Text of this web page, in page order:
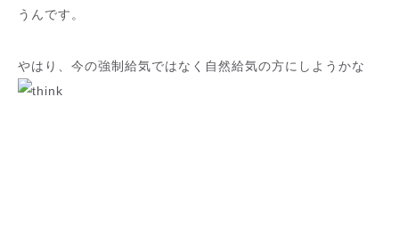
うんです。
やはり、今の強制給気ではなく自然給気の方にしようかな